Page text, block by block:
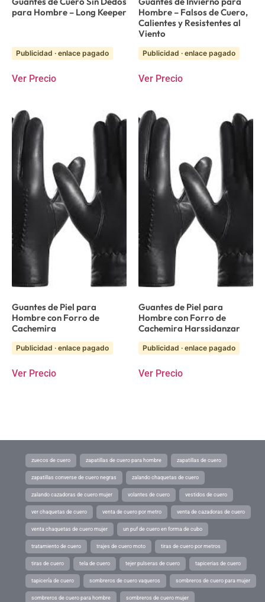
para Hombre – Long Keeper
Publicidad · enlace pagado
Ver Precio
Hombre – Falsos de Cuero,
Calientes y Resistentes al
Viento
Publicidad · enlace pagado
Ver Precio
Guantes de Piel para
Hombre con Forro de
Cachemira
Publicidad · enlace pagado
Ver Precio
Guantes de Piel para
Hombre con Forro de
Cachemira Harssidanzar
Publicidad · enlace pagado
Ver Precio
zuecos de cuero zapatillas de cuero para hombre zapatillas de cuero
zapatillas converse de cuero negras zalando chaquetas de cuero
zalando cazadoras de cuero mujer volantes de cuero vestidos de cuero
ver chaquetas de cuero venta de cuero por metro venta de cazadoras de cuero
venta chaquetas de cuero mujer un puf de cuero en forma de cubo
tratamiento de cuero trajes de cuero moto tiras de cuero por metros
tiras de cuero tela de cuero tejer pulseras de cuero tapicerias de cuero
tapicería de cuero sombreros de cuero vaqueros sombreros de cuero para mujer
sombreros de cuero para hombre sombreros de cuero mujer